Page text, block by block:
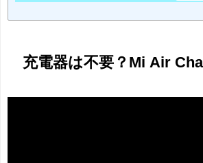
充電器は不要？Mi Air